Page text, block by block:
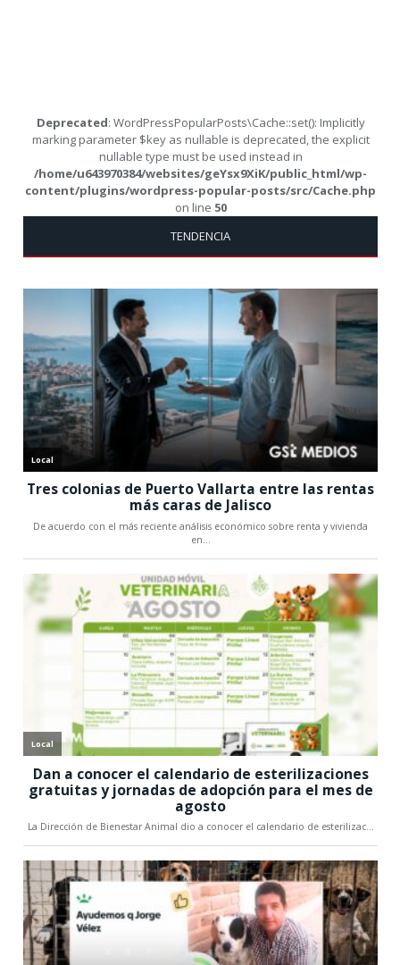
Deprecated: WordPressPopularPosts\Cache::set(): Implicitly
marking parameter $key as nullable is deprecated, the explicit
nullable type must be used instead in
/home/u643970384/websites/geYsx9XiK/public_html/wp-
content/plugins/wordpress-popular-posts/src/Cache.php
on line 50
TENDENCIA